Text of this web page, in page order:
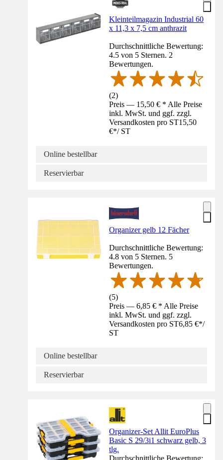
Kleinteilmagazin Industrial 60
x 11,3 x 7,5 cm anthrazit
Durchschnittliche Bewertung:
4.5 von 5 Sternen. 2
Bewertungen.
(2)
Preis — 15,50 € * Alle Preise
inkl. MwSt. und ggf. zzgl.
Versandkosten pro ST15,50
€*/ ST
Online bestellbar
Reservierbar
Organizer gelb 12 Fächer
Durchschnittliche Bewertung:
4.8 von 5 Sternen. 5
Bewertungen.
(5)
Preis — 6,85 € * Alle Preise
inkl. MwSt. und ggf. zzgl.
Versandkosten pro ST6,85 €*/
ST
Online bestellbar
Reservierbar
Organizer-Set Allit EuroPlus
Basic S 29/3i1 schwarz gelb, 3
tlg.
Durchschnittliche Bewertung: